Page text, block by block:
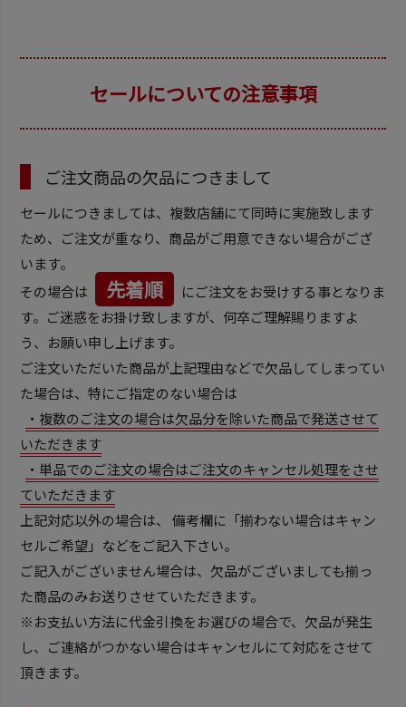
セールについての注意事項
ご注文商品の欠品につきまして
セールにつきましては、複数店舗にて同時に実施致します
ため、ご注文が重なり、商品がご用意できない場合がござ
います。
その場合は
先着順
にご注文をお受けする事となりま
す。ご迷惑をお掛け致しますが、何卒ご理解賜りますよ
う、お願い申し上げます。
ご注文いただいた商品が上記理由などで欠品してしまってい
た場合は、特にご指定のない場合は
・複数のご注文の場合は欠品分を除いた商品で発送させて
いただきます
・単品でのご注文の場合はご注文のキャンセル処理をさせ
ていただきます
上記対応以外の場合は、 備考欄に「揃わない場合はキャン
セルご希望」などをご記入下さい。
ご記入がございません場合は、欠品がございましても揃っ
た商品のみお送りさせていただきます。
※お支払い方法に代金引換をお選びの場合で、欠品が発生
し、ご連絡がつかない場合はキャンセルにて対応をさせて
頂きます。